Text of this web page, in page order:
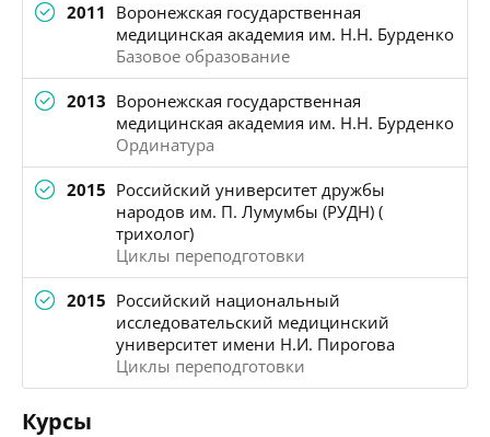
2011 Воронежская государственная
медицинская академия им. Н.Н. Бурденко
Базовое образование
2013 Воронежская государственная
медицинская академия им. Н.Н. Бурденко
Ординатура
2015 Российский университет дружбы
народов им. П. Лумумбы (РУДН) (
трихолог)
Циклы переподготовки
2015 Российский национальный
исследовательский медицинский
университет имени Н.И. Пирогова
Циклы переподготовки
Курсы